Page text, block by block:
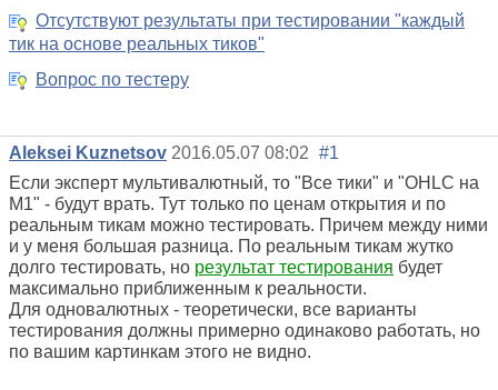
Отсутствуют результаты при тестировании "каждый
тик на основе реальных тиков"
Вопрос по тестеру
Aleksei Kuznetsov 2016.05.07 08:02 #1
Если эксперт мультивалютный, то "Все тики" и "OHLC на
M1" - будут врать. Тут только по ценам открытия и по
реальным тикам можно тестировать. Причем между ними
и у меня большая разница. По реальным тикам жутко
долго тестировать, но результат тестирования будет
максимально приближенным к реальности.
Для одновалютных - теоретически, все варианты
тестирования должны примерно одинаково работать, но
по вашим картинкам этого не видно.